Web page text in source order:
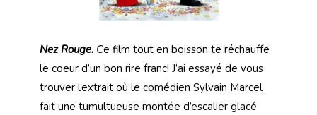
Nez Rouge. Ce film tout en boisson te réchauffe
le coeur d’un bon rire franc! J’ai essayé de vous
trouver l’extrait où le comédien Sylvain Marcel
fait une tumultueuse montée d’escalier glacé